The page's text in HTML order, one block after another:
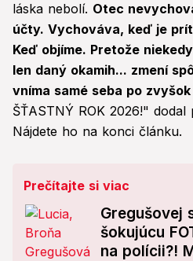
láska nebolí. Otec
účty. Vychováva, keď je
Keď objíme. Pretože
len daný okamih... zmení
vníma samé seba po
ŠŤASTNÝ ROK 2026!" dodal
Nájdete ho na konci článku.
Prečítajte si viac
Gregušovej
šokujúcu
na polícii?!